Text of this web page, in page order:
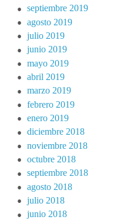
septiembre 2019
agosto 2019
julio 2019
junio 2019
mayo 2019
abril 2019
marzo 2019
febrero 2019
enero 2019
diciembre 2018
noviembre 2018
octubre 2018
septiembre 2018
agosto 2018
julio 2018
junio 2018